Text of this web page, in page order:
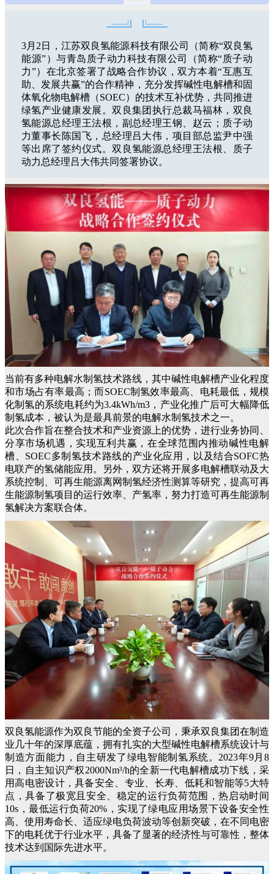
3月2日，江苏双良氢能源科技有限公司（简称“双良氢
能源”）与青岛质子动力科技有限公司（简称“质子动
力”）在北京签署了战略合作协议，双方本着“互惠互
助、发展共赢”的合作精神，充分发挥碱性电解槽和固
体氧化物电解槽（SOEC）的技术互补优势，共同推进
绿氢产业健康发展。双良集团执行总裁马福林，双良
氢能源总经理王法根，副总经理王钢、赵云；质子动
力董事长陈国飞，总经理吕大伟，项目部总监尹中强
等出席了签约仪式。双良氢能源总经理王法根、质子
动力总经理吕大伟共同签署协议。
当前有多种电解水制氢技术路线，其中碱性电解槽产业化程度
和市场占有率最高；而SOEC制氢效率最高、电耗最低，规模
化制氢的系统电耗约为3.4kWh/m3，产业化推广后可大幅降低
制氢成本，被认为是最具前景的电解水制氢技术之一。
此次合作旨在整合技术和产业资源上的优势，进行业务协同、
分享市场机遇，实现互利共赢，在全球范围内推动碱性电解
槽、SOEC多制氢技术路线的产业化应用，以及结合SOFC热
电联产的氢储能应用。另外，双方还将开展多电解槽联动及大
系统控制、可再生能源离网制氢经济性测算等研究，提高可再
生能源制氢项目的运行效率、产氢率，努力打造可再生能源制
氢解决方案联合体。
双良氢能源作为双良节能的全资子公司，秉承双良集团在制造
业几十年的深厚底蕴，拥有扎实的大型碱性电解槽系统设计与
制造方面能力，自主研发了绿电智能制氢系统。2023年9月8
日，自主知识产权2000Nm³/h的全新一代电解槽成功下线，采
用高电密设计，具备安全、专业、长寿、低耗和智能等5大特
点，具备了极宽且安全、稳定的运行负荷范围，热启动时间
10s，最低运行负荷20%，实现了绿电应用场景下设备安全性
高、使用寿命长、适应绿电负荷波动等创新突破，在不同电密
下的电耗优于行业水平，具备了显著的经济性与可靠性，整体
技术达到国际先进水平。